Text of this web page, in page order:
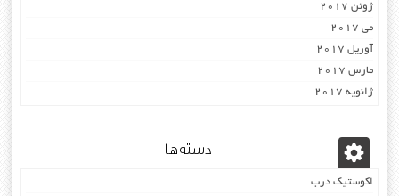
ژوئن 2017
می 2017
آوریل 2017
مارس 2017
ژانویه 2017
دسته‌ها
اکوستیک درب